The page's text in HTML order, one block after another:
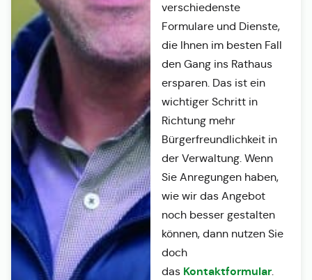
verschiedenste
Formulare und Dienste,
die Ihnen im besten Fall
den Gang ins Rathaus
ersparen. Das ist ein
wichtiger Schritt in
Richtung mehr
Bürgerfreundlichkeit in
der Verwaltung. Wenn
Sie Anregungen haben,
wie wir das Angebot
noch besser gestalten
können, dann nutzen Sie
doch
das Kontaktformular.